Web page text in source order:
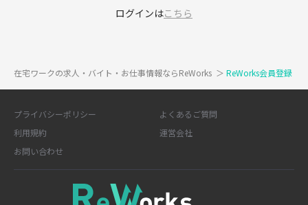
ログインはこちら
在宅ワークの求人・バイト・お仕事情報ならReWorks ＞ ReWorks会員登録
プライバシーポリシー
よくあるご質問
利用規約
運営会社
お問い合わせ